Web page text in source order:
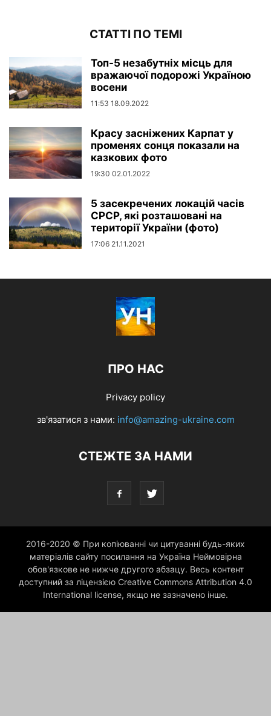
СТАТТІ ПО ТЕМІ
Топ-5 незабутніх місць для
вражаючої подорожі Україною
восени
11:53 18.09.2022
Красу засніжених Карпат у
променях сонця показали на
казкових фото
19:30 02.01.2022
5 засекречених локацій часів
СРСР, які розташовані на
території України (фото)
17:06 21.11.2021
ПРО НАС
Privacy policy
зв'язатися з нами: info@amazing-ukraine.com
СТЕЖТЕ ЗА НАМИ
2016-2020 © При копіюванні чи цитуванні будь-яких
матеріалів сайту посилання на Україна Неймовірна
обов'язкове не нижче другого абзацу. Весь контент
доступний за ліцензією Creative Commons Attribution 4.0
International license, якщо не зазначено інше.